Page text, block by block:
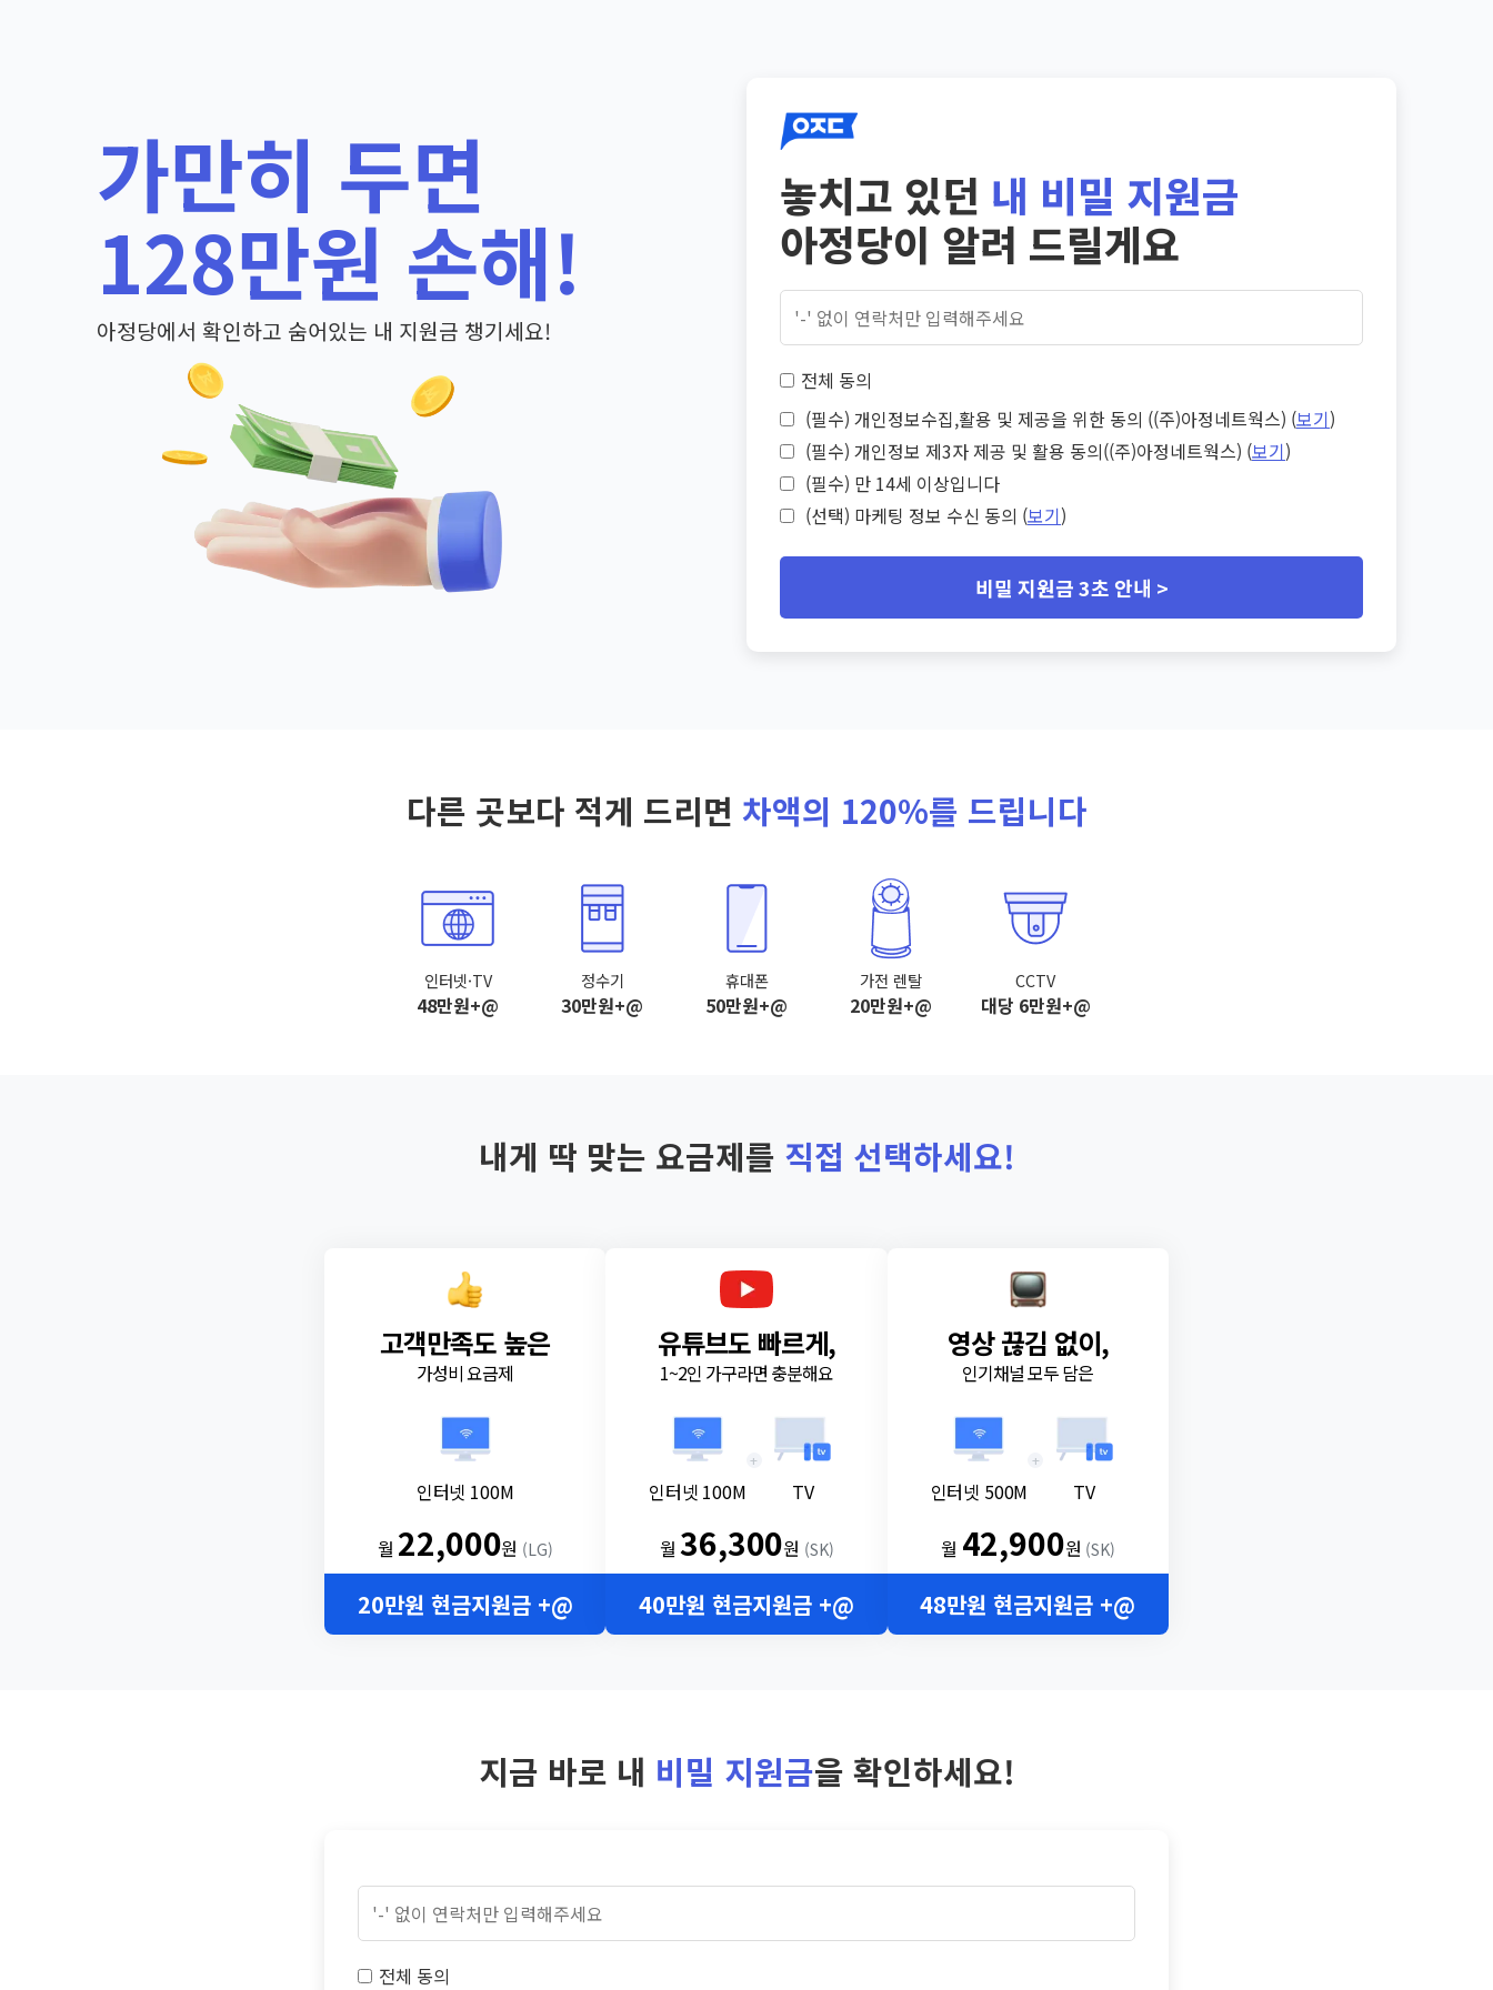
가만히 두면
128만원 손해!
아정당에서 확인하고 숨어있는 내 지원금 챙기세요!
놓치고 있던 내 비밀 지원금
아정당이 알려 드릴게요
전체 동의
(필수) 개인정보수집,활용 및 제공을 위한 동의 ((주)아정네트웍스) (보기)
(필수) 개인정보 제3자 제공 및 활용 동의((주)아정네트웍스) (보기)
(필수) 만 14세 이상입니다
(선택) 마케팅 정보 수신 동의 (보기)
비밀 지원금 3초 안내 >
다른 곳보다 적게 드리면 차액의 120%를 드립니다
인터넷·TV
48만원+@
정수기
30만원+@
휴대폰
50만원+@
가전 렌탈
20만원+@
CCTV
대당 6만원+@
내게 딱 맞는 요금제를 직접 선택하세요!
고객만족도 높은
가성비 요금제
인터넷 100M
월 22,000원 (LG)
20만원 현금지원금 +@
유튜브도 빠르게,
1~2인 가구라면 충분해요
인터넷 100M
+
TV
월36,300원 (SK)
40만원 현금지원금 +@
영상 끊김 없이,
인기채널 모두 담은
인터넷 500M
+
TV
월 42,900원 (SK)
48만원 현금지원금 +@
지금 바로 내 비밀 지원금을 확인하세요!
전체 동의